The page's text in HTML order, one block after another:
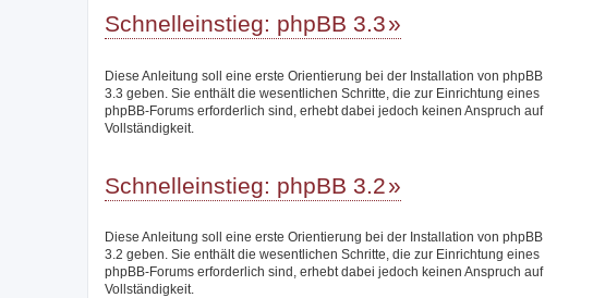
Schnelleinstieg: phpBB 3.3
Diese Anleitung soll eine erste Orientierung bei der Installation von phpBB
3.3 geben. Sie enthält die wesentlichen Schritte, die zur Einrichtung eines
phpBB-Forums erforderlich sind, erhebt dabei jedoch keinen Anspruch auf
Vollständigkeit.
Schnelleinstieg: phpBB 3.2
Diese Anleitung soll eine erste Orientierung bei der Installation von phpBB
3.2 geben. Sie enthält die wesentlichen Schritte, die zur Einrichtung eines
phpBB-Forums erforderlich sind, erhebt dabei jedoch keinen Anspruch auf
Vollständigkeit.